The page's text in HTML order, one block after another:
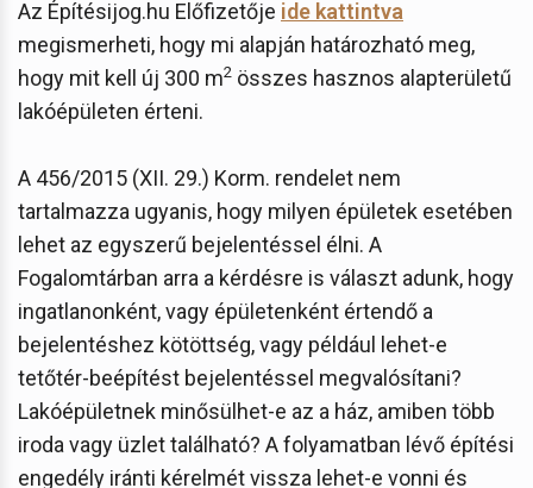
Az Építésijog.hu Előfizetője ide kattintva
megismerheti, hogy mi alapján határozható meg,
hogy mit kell új 300 m2 összes hasznos alapterületű
lakóépületen érteni.
A 456/2015 (XII. 29.) Korm. rendelet nem
tartalmazza ugyanis, hogy milyen épületek esetében
lehet az egyszerű bejelentéssel élni. A
Fogalomtárban arra a kérdésre is választ adunk, hogy
ingatlanonként, vagy épületenként értendő a
bejelentéshez kötöttség, vagy például lehet-e
tetőtér-beépítést bejelentéssel megvalósítani?
Lakóépületnek minősülhet-e az a ház, amiben több
iroda vagy üzlet található? A folyamatban lévő építési
engedély iránti kérelmét vissza lehet-e vonni és